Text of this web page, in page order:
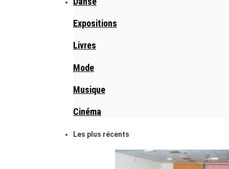
Expositions
Livres
Mode
Musique
Cinéma
Les plus récents